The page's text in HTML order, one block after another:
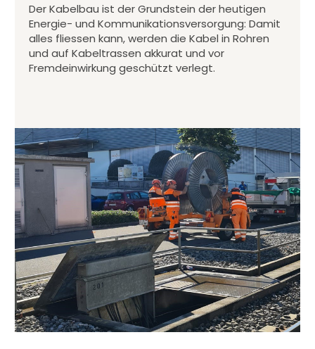
Der Kabelbau ist der Grundstein der heutigen
Energie- und Kommunikationsversorgung: Damit
alles fliessen kann, werden die Kabel in Rohren
und auf Kabeltrassen akkurat und vor
Fremdeinwirkung geschützt verlegt.